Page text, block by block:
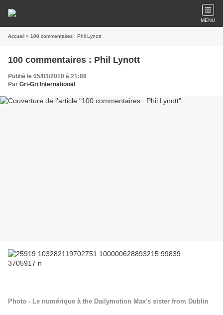
MENU
Accueil » 100 commentaires : Phil Lynott
100 commentaires : Phil Lynott
Publié le 05/03/2010 à 21:09
Par Gri-Gri International
Photo - Le numérique à the Dailymotion Max's sister from Dublin